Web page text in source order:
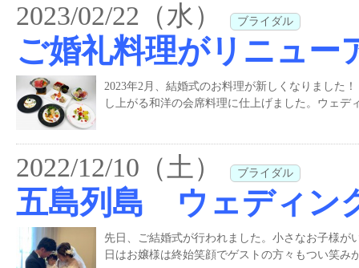
2023/02/22（水） ブライダル
ご婚礼料理がリニュー
2023年2月、結婚式のお料理が新しくなりました
し上がる和洋の会席料理に仕上げました。ウェ
2022/12/10（土） ブライダル
五島列島 ウェディン
先日、ご結婚式が行われました。小さなお子様
日はお嬢様は終始笑顔でゲストの方々もつい笑